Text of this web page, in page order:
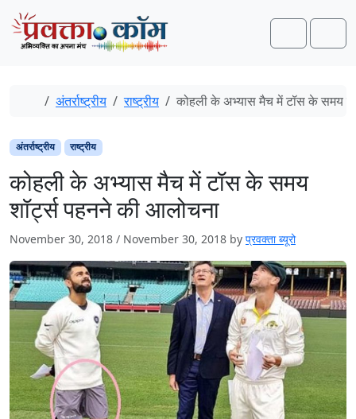
Skip to content
Skip to footer
Search
Home
अंतर्राष्ट्रीय राष्ट्रीय कोहली के अभ्यास मैच में टॉस के समय
अंतर्राष्ट्रीय राष्ट्रीय
कोहली के अभ्यास मैच में टॉस के समय
शॉर्ट्स पहनने की आलोचना
November 30, 2018 / November 30, 2018 by प्रवक्ता ब्यूरो